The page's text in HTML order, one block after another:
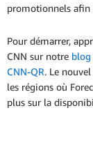
promotionnels afin
Pour démarrer,
CNN sur notre blog
CNN-QR. Le
les régions où
plus sur la